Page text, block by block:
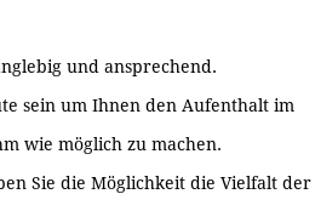
und ansprechend.
sein um Ihnen den Aufenthalt im
wie möglich zu machen.
Sie die Möglichkeit die Vielfalt der